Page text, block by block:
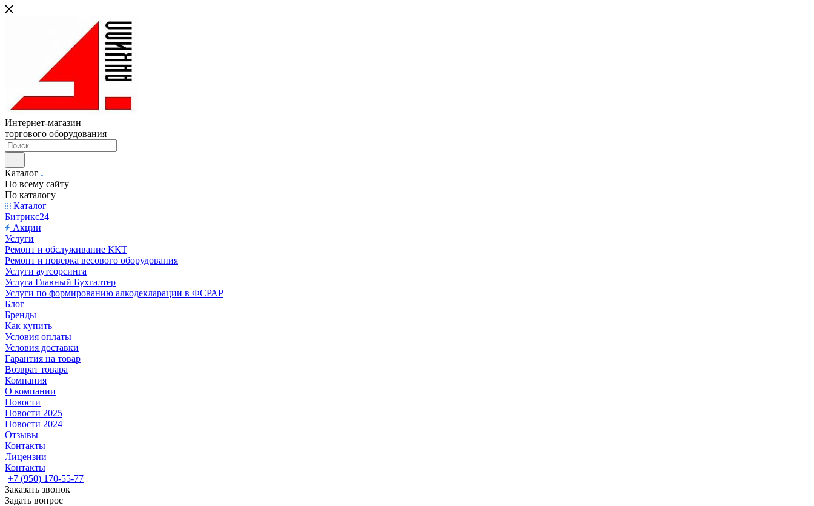
Интернет-магазин
торгового оборудования
Каталог
По всему сайту
По каталогу
Каталог
Битрикс24
Акции
Услуги
Ремонт и обслуживание ККТ
Ремонт и поверка весового оборудования
Услуги аутсорсинга
Услуга Главный Бухгалтер
Услуги по формированию алкодекларации в ФСРАР
Блог
Бренды
Как купить
Условия оплаты
Условия доставки
Гарантия на товар
Возврат товара
Компания
О компании
Новости
Новости 2025
Новости 2024
Отзывы
Контакты
Лицензии
Контакты
+7 (950) 170-55-77
Заказать звонок
Задать вопрос